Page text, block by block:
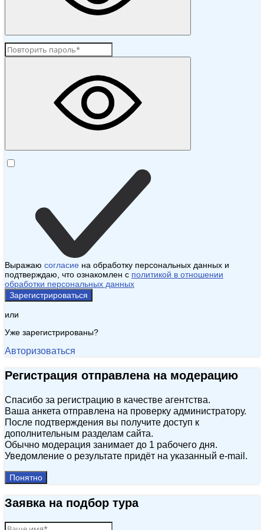
Выражаю согласие на обработку персональных данных и
подтверждаю, что ознакомлен с политикой в отношении
обработки персональных данных
Зарегистрироваться
или
Уже зарегистрированы?
Авторизоваться
Регистрация отправлена на модерацию
Спасибо за регистрацию в качестве агентства.
Ваша анкета отправлена на проверку администратору.
После подтверждения вы получите доступ к
дополнительным разделам сайта.
Обычно модерация занимает до 1 рабочего дня.
Уведомление о результате придёт на указанный e‑mail.
Понятно
Заявка на подбор тура